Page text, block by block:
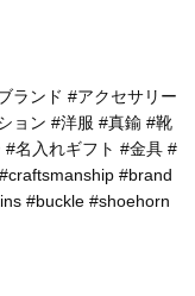
ランド #アクセサリー
ョン #洋服 #真鍮 #靴
名入れギフト #金具 #
#brand
#buckle #shoehorn